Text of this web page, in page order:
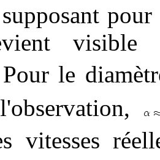
le
vitesses